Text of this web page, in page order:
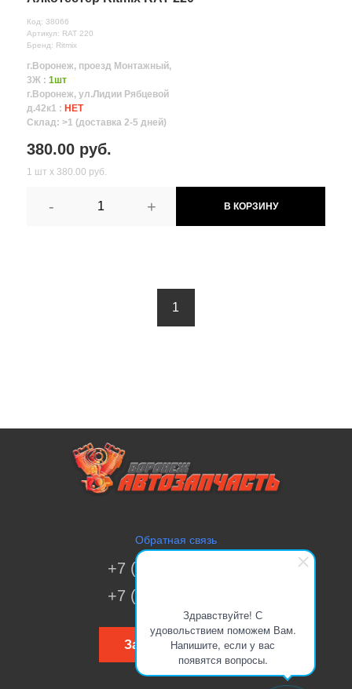
Здравствуйте! С
удовольствием поможем Вам.
Напишите, если у вас
появятся вопросы.
Код: 38066
Артикул: RAT 220
Бренд: Ritmix
г.Воронеж, проезд Монтажный,
3Ж : 1шт
г.Воронеж, ул.Лидии Рябцевой
д.42к1 : НЕТ
Склад: >1 (доставка 2-5 дней)
380.00 руб.
1 шт х 380.00 руб.
- + В КОРЗИНУ
1
Обратная связь
+7 (473) 269-41-51
+7 (473) 200-70-00
Заказать звонок